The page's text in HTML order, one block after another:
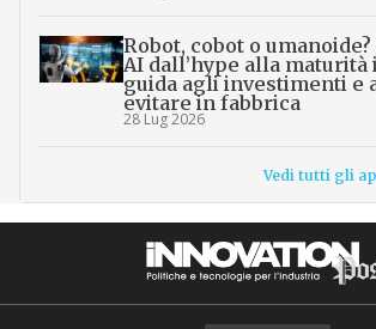
Robot, cobot o
AI dall’hype alla
guida agli investimenti e
evitare in fabbrica
28 Lug 2026
Vedi tutti gli